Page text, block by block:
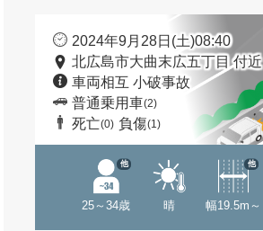
2024年9月28日(土)08:40
北広島市大曲末広五丁目 付近
車両相互 小破事故
普通乗用車(2)
死亡(0) 負傷(1)
25～34歳
他
晴 幅19.5m～
他